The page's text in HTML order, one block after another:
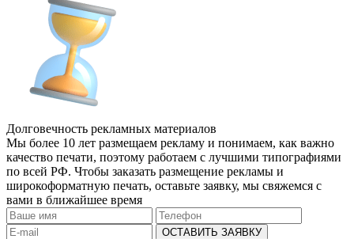
Долговечность рекламных материалов
Мы более 10 лет размещаем рекламу и понимаем, как важно
качество печати, поэтому работаем с лучшими типографиями
по всей РФ. Чтобы заказать размещение рекламы и
широкоформатную печать, оставьте заявку, мы свяжемся с
вами в ближайшее время
ОСТАВИТЬ ЗАЯВКУ